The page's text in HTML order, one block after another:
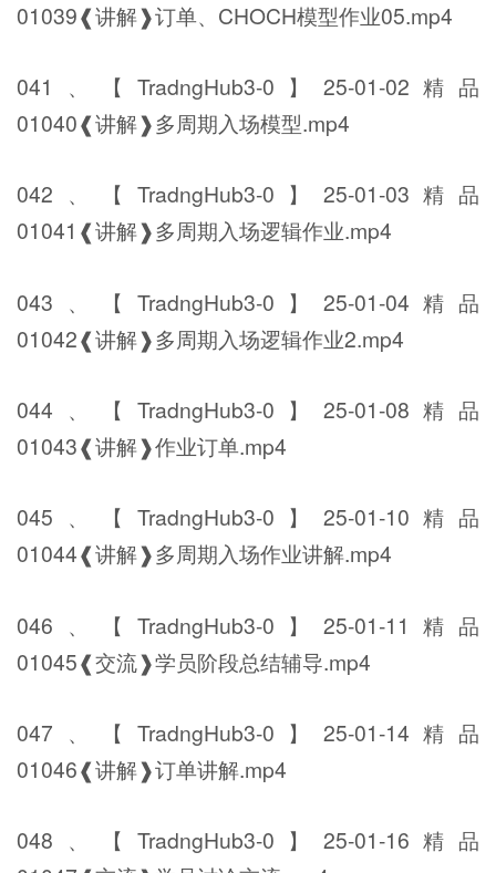
01039❰讲解❱订单、CHOCH模型作业05.mp4
041、【TradngHub3-0】25-01-02精品
01040❰讲解❱多周期入场模型.mp4
042、【TradngHub3-0】25-01-03精品
01041❰讲解❱多周期入场逻辑作业.mp4
043、【TradngHub3-0】25-01-04精品
01042❰讲解❱多周期入场逻辑作业2.mp4
044、【TradngHub3-0】25-01-08精品
01043❰讲解❱作业订单.mp4
045、【TradngHub3-0】25-01-10精品
01044❰讲解❱多周期入场作业讲解.mp4
046、【TradngHub3-0】25-01-11精品
01045❰交流❱学员阶段总结辅导.mp4
047、【TradngHub3-0】25-01-14精品
01046❰讲解❱订单讲解.mp4
048、【TradngHub3-0】25-01-16精品